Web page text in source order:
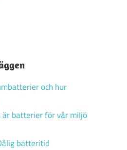
och hur
är batterier för vår miljö
batteritid